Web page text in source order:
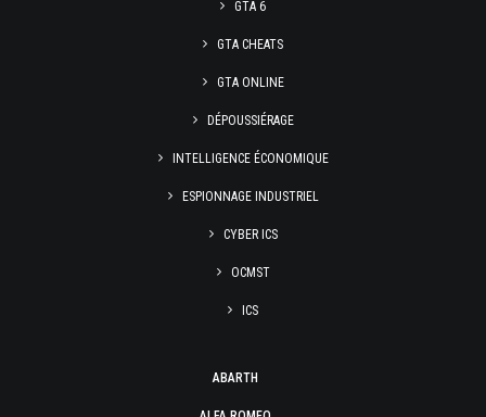
GTA 6
GTA CHEATS
GTA ONLINE
DÉPOUSSIÉRAGE
INTELLIGENCE ÉCONOMIQUE
ESPIONNAGE INDUSTRIEL
CYBER ICS
OCMST
ICS
ABARTH